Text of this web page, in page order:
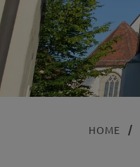
HOME